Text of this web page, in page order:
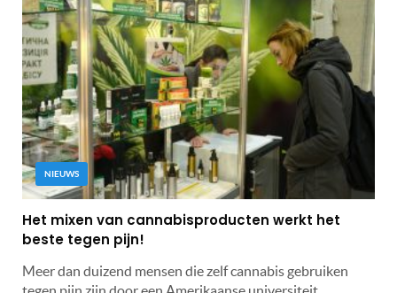
NIEUWS
Het mixen van cannabisproducten werkt het
beste tegen pijn!
Meer dan duizend mensen die zelf cannabis gebruiken